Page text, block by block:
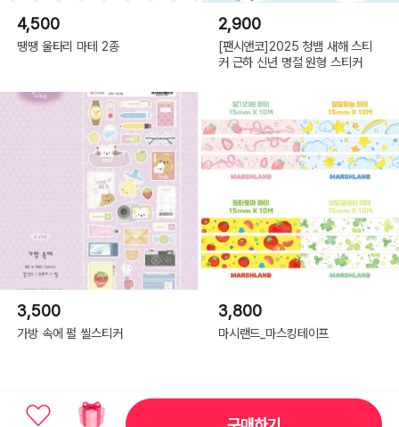
4,500
땡땡 울타리 마테 2종
2,900
[팬시앤코]2025 청뱀 새해 스티
커 근하 신년 명절 원형 스티커
3,500
가방 속에 펄 씰스티커
3,800
마시랜드_마스킹테이프